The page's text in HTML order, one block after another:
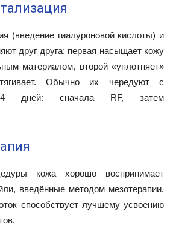
(введение гиалуроновой кислоты) и
друг друга: первая насыщает кожу
материалом, второй «уплотняет»
Обычно их чередуют с
дней: сначала RF, затем
кожа хорошо воспринимает
введённые методом мезотерапии,
способствует лучшему усвоению